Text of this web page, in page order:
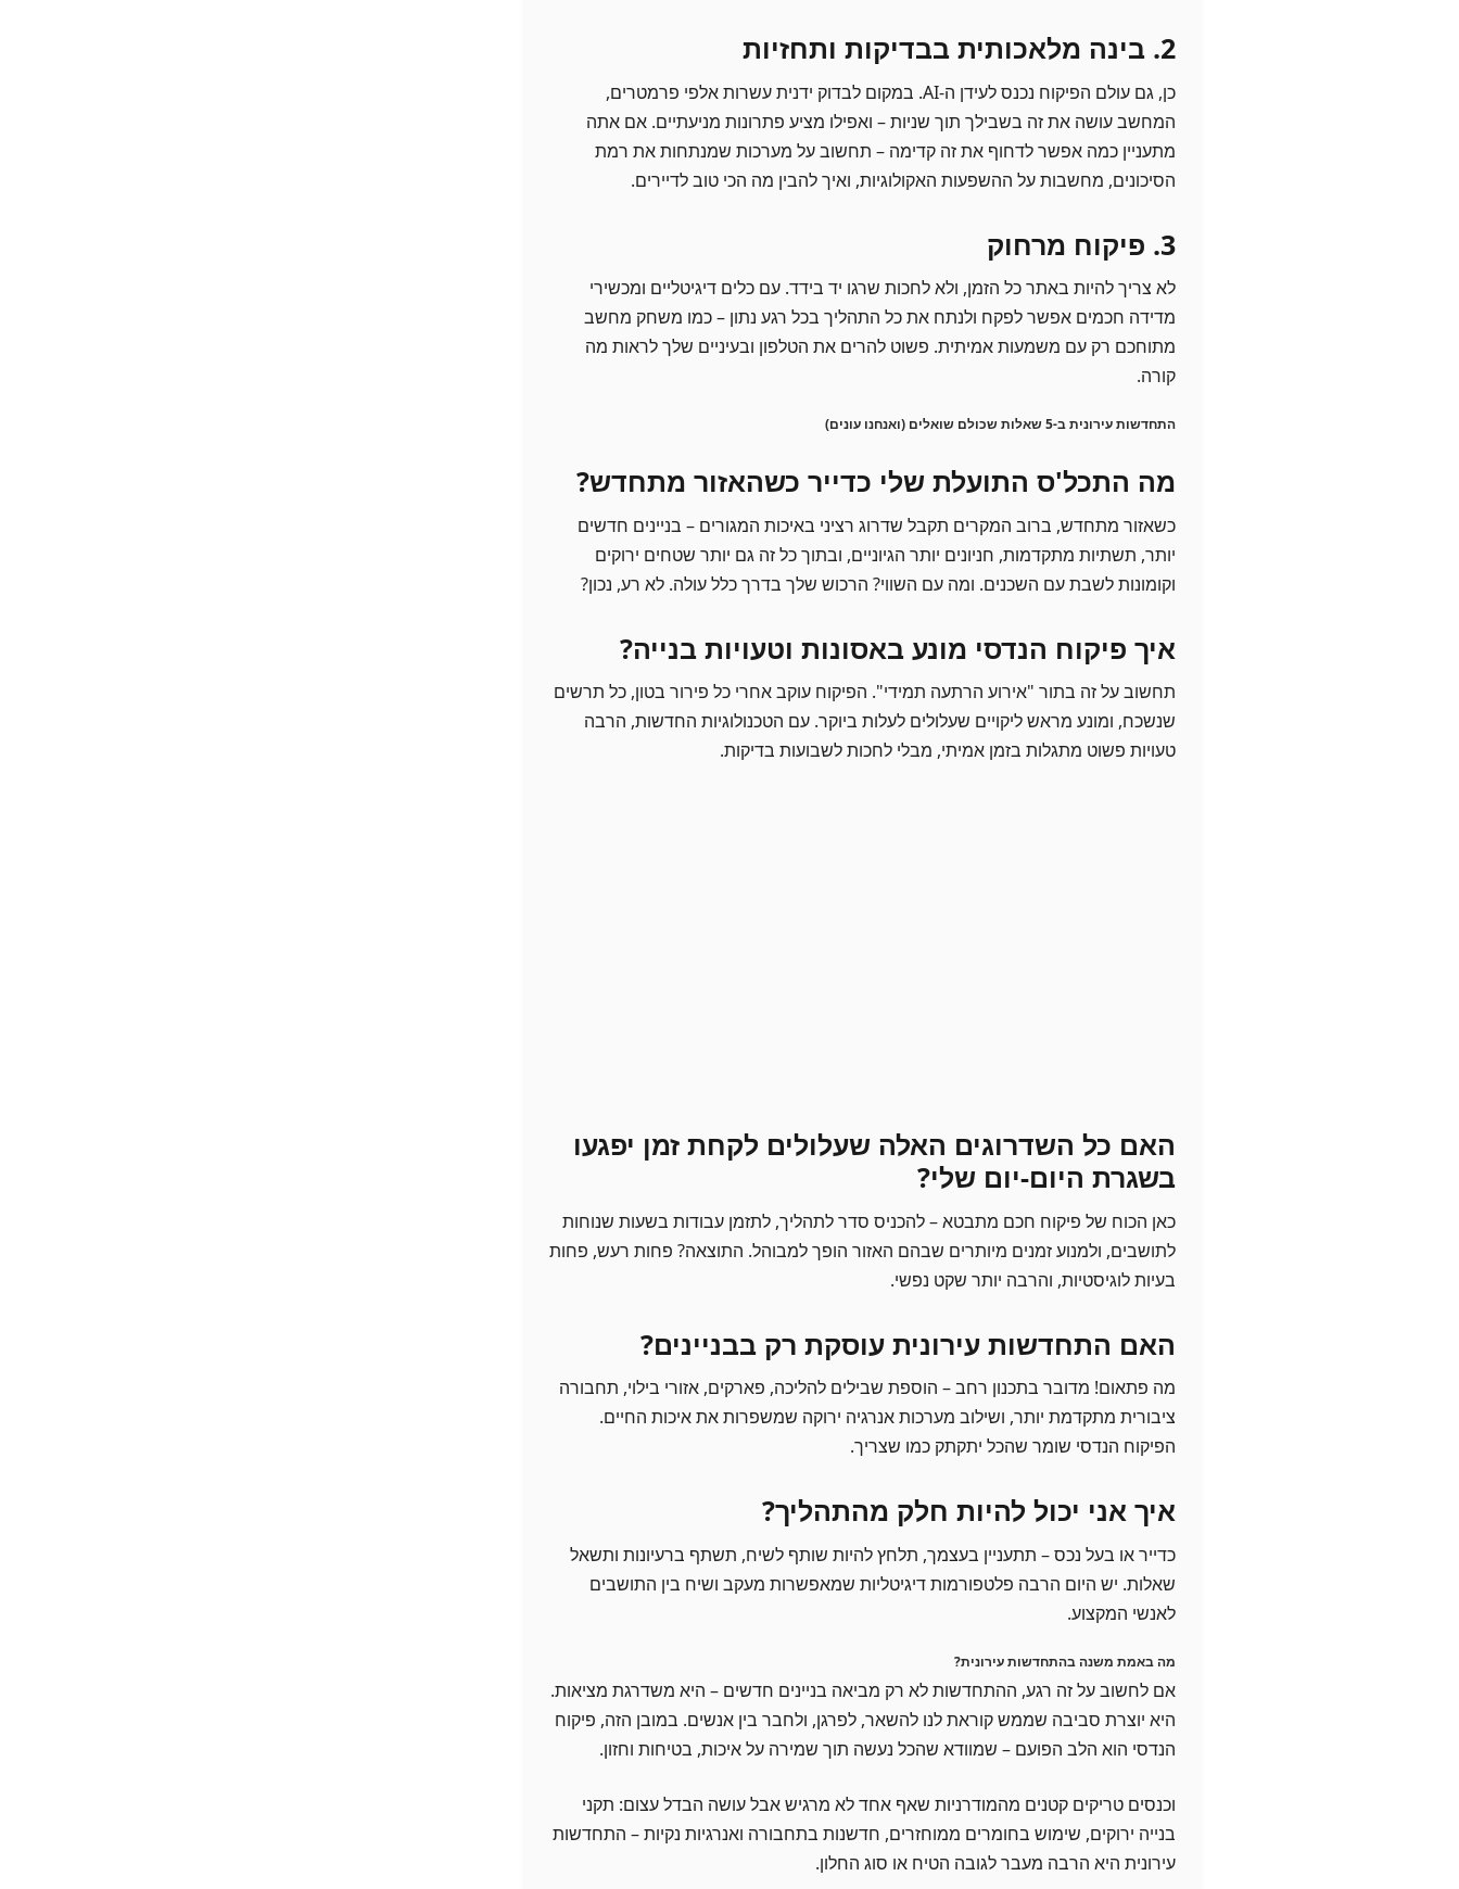
2. בינה מלאכותית בבדיקות ותחזיות
כן, גם עולם הפיקוח נכנס לעידן ה-AI. במקום לבדוק ידנית עשרות אלפי פרמטרים,
המחשב עושה את זה בשבילך תוך שניות – ואפילו מציע פתרונות מניעתיים. אם אתה
מתעניין כמה אפשר לדחוף את זה קדימה – תחשוב על מערכות שמנתחות את רמת
הסיכונים, מחשבות על ההשפעות האקולוגיות, ואיך להבין מה הכי טוב לדיירים.
3. פיקוח מרחוק
לא צריך להיות באתר כל הזמן, ולא לחכות שרגו יד בידד. עם כלים דיגיטליים ומכשירי
מדידה חכמים אפשר לפקח ולנתח את כל התהליך בכל רגע נתון – כמו משחק מחשב
מתוחכם רק עם משמעות אמיתית. פשוט להרים את הטלפון ובעיניים שלך לראות מה
קורה.
התחדשות עירונית ב-5 שאלות שכולם שואלים (ואנחנו עונים)
מה התכל'ס התועלת שלי כדייר כשהאזור מתחדש?
כשאזור מתחדש, ברוב המקרים תקבל שדרוג רציני באיכות המגורים – בניינים חדשים
יותר, תשתיות מתקדמות, חניונים יותר הגיוניים, ובתוך כל זה גם יותר שטחים ירוקים
וקומונות לשבת עם השכנים. ומה עם השווי? הרכוש שלך בדרך כלל עולה. לא רע, נכון?
איך פיקוח הנדסי מונע באסונות וטעויות בנייה?
תחשוב על זה בתור "אירוע הרתעה תמידי". הפיקוח עוקב אחרי כל פירור בטון, כל תרשים
שנשכח, ומונע מראש ליקויים שעלולים לעלות ביוקר. עם הטכנולוגיות החדשות, הרבה
טעויות פשוט מתגלות בזמן אמיתי, מבלי לחכות לשבועות בדיקות.
האם כל השדרוגים האלה שעלולים לקחת זמן יפגעו
בשגרת היום-יום שלי?
כאן הכוח של פיקוח חכם מתבטא – להכניס סדר לתהליך, לתזמן עבודות בשעות שנוחות
לתושבים, ולמנוע זמנים מיותרים שבהם האזור הופך למבוהל. התוצאה? פחות רעש, פחות
בעיות לוגיסטיות, והרבה יותר שקט נפשי.
האם התחדשות עירונית עוסקת רק בבניינים?
מה פתאום! מדובר בתכנון רחב – הוספת שבילים להליכה, פארקים, אזורי בילוי, תחבורה
ציבורית מתקדמת יותר, ושילוב מערכות אנרגיה ירוקה שמשפרות את איכות החיים.
הפיקוח הנדסי שומר שהכל יתקתק כמו שצריך.
איך אני יכול להיות חלק מהתהליך?
כדייר או בעל נכס – תתעניין בעצמך, תלחץ להיות שותף לשיח, תשתף ברעיונות ותשאל
שאלות. יש היום הרבה פלטפורמות דיגיטליות שמאפשרות מעקב ושיח בין התושבים
לאנשי המקצוע.
מה באמת משנה בהתחדשות עירונית?
אם לחשוב על זה רגע, ההתחדשות לא רק מביאה בניינים חדשים – היא משדרגת מציאות.
היא יוצרת סביבה שממש קוראת לנו להשאר, לפרגן, ולחבר בין אנשים. במובן הזה, פיקוח
הנדסי הוא הלב הפועם – שמוודא שהכל נעשה תוך שמירה על איכות, בטיחות וחזון.
וכנסים טריקים קטנים מהמודרניות שאף אחד לא מרגיש אבל עושה הבדל עצום: תקני
בנייה ירוקים, שימוש בחומרים ממוחזרים, חדשנות בתחבורה ואנרגיות נקיות – התחדשות
עירונית היא הרבה מעבר לגובה הטיח או סוג החלון.